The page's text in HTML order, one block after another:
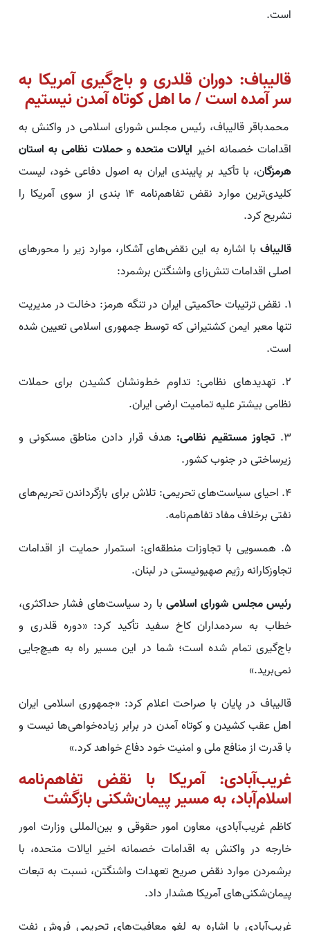
است.
قالیباف: دوران قلدری و باج‌گیری آمریکا به
سر آمده است / ما اهل کوتاه آمدن نیستیم
محمدباقر قالیباف، رئیس مجلس شورای اسلامی در واکنش به
اقدامات خصمانه اخیر ایالات متحدهو حملات نظامی به استان
هرمزگان، با تأکید بر پایبندی ایران به اصول دفاعی خود، لیست
کلیدی‌ترین موارد نقض تفاهم‌نامه ۱۴ بندی از سوی آمریکا را
تشریح کرد.
قالیباف با اشاره به این نقض‌های آشکار، موارد زیر را محورهای
اصلی اقدامات تنش‌زای واشنگتن برشمرد:
۱. نقض ترتیبات حاکمیتی ایران در تنگه هرمز: دخالت در مدیریت
تنها معبر ایمن کشتیرانی که توسط جمهوری اسلامی تعیین شده
است.
۲. تهدیدهای نظامی: تداوم خط‌ونشان کشیدن برای حملات
نظامی بیشتر علیه تمامیت ارضی ایران.
۳. تجاوز مستقیم نظامی: هدف قرار دادن مناطق مسکونی و
زیرساختی در جنوب کشور.
۴. احیای سیاست‌های تحریمی: تلاش برای بازگرداندن تحریم‌های
نفتی برخلاف مفاد تفاهم‌نامه.
۵. همسویی با تجاوزات منطقه‌ای: استمرار حمایت از اقدامات
تجاوزکارانه رژیم صهیونیستی در لبنان.
رئیس مجلس شورای اسلامی با رد سیاست‌های فشار حداکثری،
خطاب به سردمداران کاخ سفید تأکید کرد: «دوره قلدری و
باج‌گیری تمام شده است؛ شما در این مسیر راه به هیچ‌جایی
نمی‌برید.»
قالیباف در پایان با صراحت اعلام کرد: «جمهوری اسلامی ایران
اهل عقب کشیدن و کوتاه آمدن در برابر زیاده‌خواهی‌ها نیست و
با قدرت از منافع ملی و امنیت خود دفاع خواهد کرد.»
غریب‌آبادی: آمریکا با نقض تفاهم‌نامه
اسلام‌آباد، به مسیر پیمان‌شکنی بازگشت
کاظم غریب‌آبادی، معاون امور حقوقی و بین‌المللی وزارت امور
خارجه در واکنش به اقدامات خصمانه اخیر ایالات متحده، با
برشمردن موارد نقض صریح تعهدات واشنگتن، نسبت به تبعات
پیمان‌شکنی‌های آمریکا هشدار داد.
غریب‌آبادی با اشاره به لغو معافیت‌های تحریمی فروش نفت